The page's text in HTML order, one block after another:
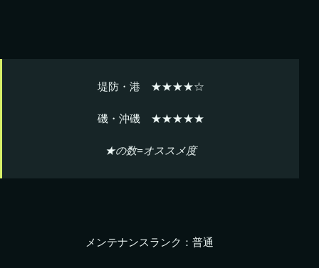
堤防・港 ★★★★☆
磯・沖磯 ★★★★★
★の数=オススメ度
メンテナンスランク：普通